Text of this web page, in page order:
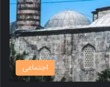
اجتماعی